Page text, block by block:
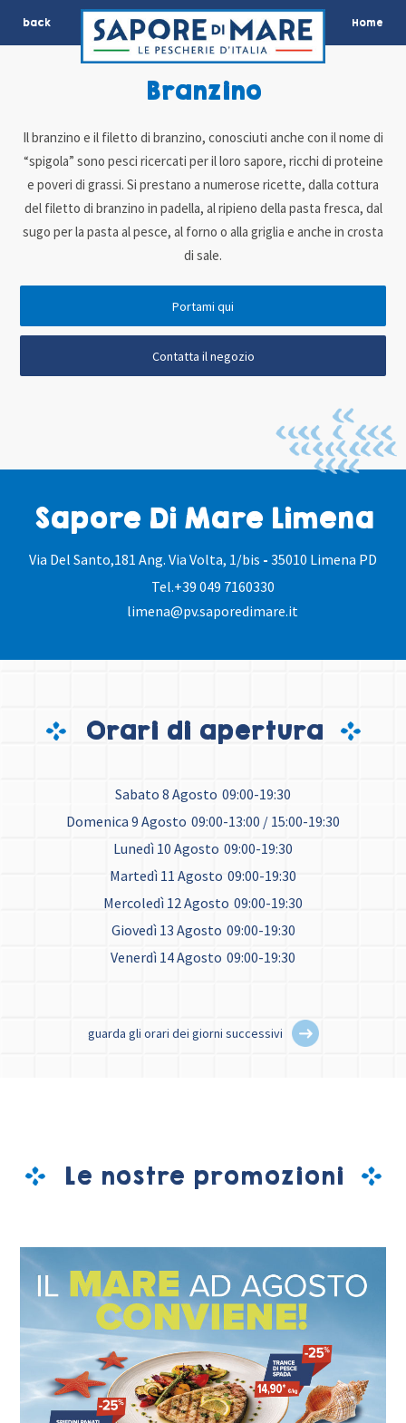
back Home
Sapore Di Mare Limena
Via Del Santo,181 Ang. Via Volta, 1/bis - 35010 Limena PD
Tel.+39 049 7160330
limena@pv.saporedimare.it
Branzino
Il branzino e il filetto di branzino, conosciuti anche con il nome di
“spigola” sono pesci ricercati per il loro sapore, ricchi di proteine
e poveri di grassi. Si prestano a numerose ricette, dalla cottura
del filetto di branzino in padella, al ripieno della pasta fresca, dal
sugo per la pasta al pesce, al forno o alla griglia e anche in crosta
di sale.
Portami qui
Contatta il negozio
Orari di apertura
Sabato 8 Agosto 09:00-19:30
Domenica 9 Agosto 09:00-13:00 / 15:00-19:30
Lunedì 10 Agosto 09:00-19:30
Martedì 11 Agosto 09:00-19:30
Mercoledì 12 Agosto 09:00-19:30
Giovedì 13 Agosto 09:00-19:30
Venerdì 14 Agosto 09:00-19:30
guarda gli orari dei giorni successivi
Le nostre promozioni